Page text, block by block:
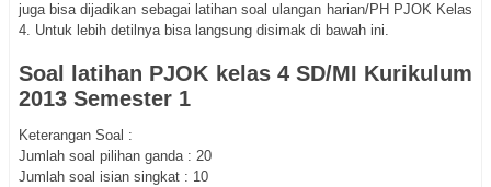
juga bisa dijadikan sebagai latihan soal ulangan harian/PH PJOK Kelas
4. Untuk lebih detilnya bisa langsung disimak di bawah ini.
Soal latihan PJOK kelas 4 SD/MI Kurikulum
2013 Semester 1
Keterangan Soal :
Jumlah soal pilihan ganda : 20
Jumlah soal isian singkat : 10